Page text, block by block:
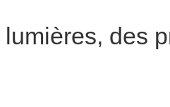
lumières, des